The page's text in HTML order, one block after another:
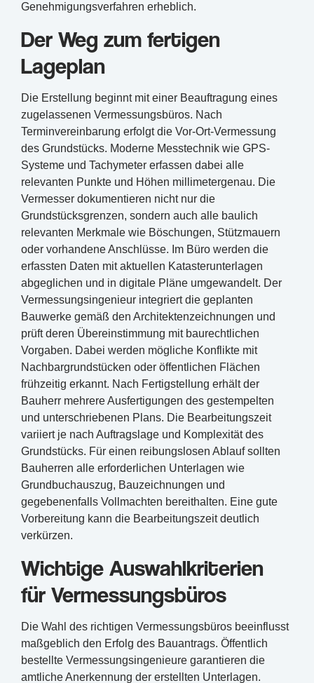
Genehmigungsverfahren erheblich.
Der Weg zum fertigen
Lageplan
Die Erstellung beginnt mit einer Beauftragung eines
zugelassenen Vermessungsbüros. Nach
Terminvereinbarung erfolgt die Vor-Ort-Vermessung
des Grundstücks. Moderne Messtechnik wie GPS-
Systeme und Tachymeter erfassen dabei alle
relevanten Punkte und Höhen millimetergenau. Die
Vermesser dokumentieren nicht nur die
Grundstücksgrenzen, sondern auch alle baulich
relevanten Merkmale wie Böschungen, Stützmauern
oder vorhandene Anschlüsse. Im Büro werden die
erfassten Daten mit aktuellen Katasterunterlagen
abgeglichen und in digitale Pläne umgewandelt. Der
Vermessungsingenieur integriert die geplanten
Bauwerke gemäß den Architektenzeichnungen und
prüft deren Übereinstimmung mit baurechtlichen
Vorgaben. Dabei werden mögliche Konflikte mit
Nachbargrundstücken oder öffentlichen Flächen
frühzeitig erkannt. Nach Fertigstellung erhält der
Bauherr mehrere Ausfertigungen des gestempelten
und unterschriebenen Plans. Die Bearbeitungszeit
variiert je nach Auftragslage und Komplexität des
Grundstücks. Für einen reibungslosen Ablauf sollten
Bauherren alle erforderlichen Unterlagen wie
Grundbuchauszug, Bauzeichnungen und
gegebenenfalls Vollmachten bereithalten. Eine gute
Vorbereitung kann die Bearbeitungszeit deutlich
verkürzen.
Wichtige Auswahlkriterien
für Vermessungsbüros
Die Wahl des richtigen Vermessungsbüros beeinflusst
maßgeblich den Erfolg des Bauantrags. Öffentlich
bestellte Vermessungsingenieure garantieren die
amtliche Anerkennung der erstellten Unterlagen.